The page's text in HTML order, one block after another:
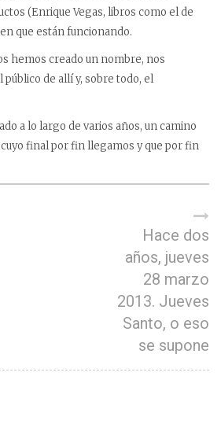
(Enrique Vegas, libros como el de
que están funcionando.
hemos creado un nombre, nos
de allí y, sobre todo, el
a lo largo de varios años, un camino
final por fin llegamos y que por fin
Hace dos
años, jueves
28 marzo
2013. Jueves
Santo, o eso
se supone